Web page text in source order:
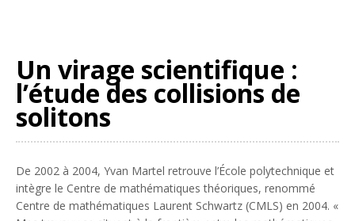
Un virage scientifique :
l’étude des collisions de
solitons
De 2002 à 2004, Yvan Martel retrouve l’École polytechnique et
intègre le Centre de mathématiques théoriques, renommé
Centre de mathématiques Laurent Schwartz (CMLS) en 2004. «